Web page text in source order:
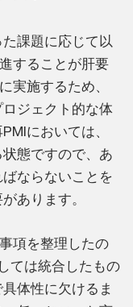
課題に応じて以
することが肝要
実施するため、
ジェクト的な体
においては、
態ですので、あ
ならないことを
あります。
項を整理したの
ては統合したもの
体性に欠けるま